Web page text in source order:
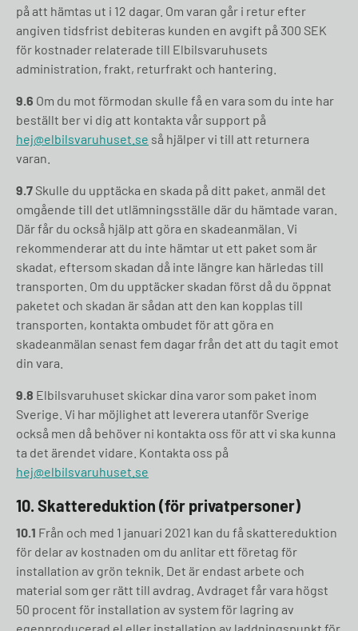
på att hämtas ut i 12 dagar. Om varan går i retur efter
angiven tidsfrist debiteras kunden en avgift på 300 SEK
för kostnader relaterade till Elbilsvaruhusets
administration, frakt, returfrakt och hantering.
9.6 Om du mot förmodan skulle få en vara som du inte har
beställt ber vi dig att kontakta vår support på
hej@elbilsvaruhuset.se så hjälper vi till att returnera
varan.
9.7 Skulle du upptäcka en skada på ditt paket, anmäl det
omgående till det utlämningsställe där du hämtade varan.
Där får du också hjälp att göra en skadeanmälan. Vi
rekommenderar att du inte hämtar ut ett paket som är
skadat, eftersom skadan då inte längre kan härledas till
transporten. Om du upptäcker skadan först då du öppnat
paketet och skadan är sådan att den kan kopplas till
transporten, kontakta ombudet för att göra en
skadeanmälan senast fem dagar från det att du tagit emot
din vara.
9.8 Elbilsvaruhuset skickar dina varor som paket inom
Sverige. Vi har möjlighet att leverera utanför Sverige
också men då behöver ni kontakta oss för att vi ska kunna
ta det ärendet vidare. Kontakta oss på
hej@elbilsvaruhuset.se
10. Skattereduktion (för privatpersoner)
10.1 Från och med 1 januari 2021 kan du få skattereduktion
för delar av kostnaden om du anlitar ett företag för
installation av grön teknik. Det är endast arbete och
material som ger rätt till avdrag. Avdraget får vara högst
50 procent för installation av system för lagring av